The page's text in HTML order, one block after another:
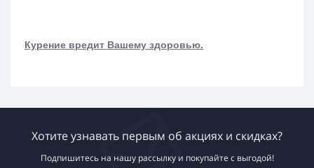
Курение вредит Вашему здоровью.
Хотите узнавать первым об акциях и скидках?
Подпишитесь на нашу рассылку и покупайте с выгодой!